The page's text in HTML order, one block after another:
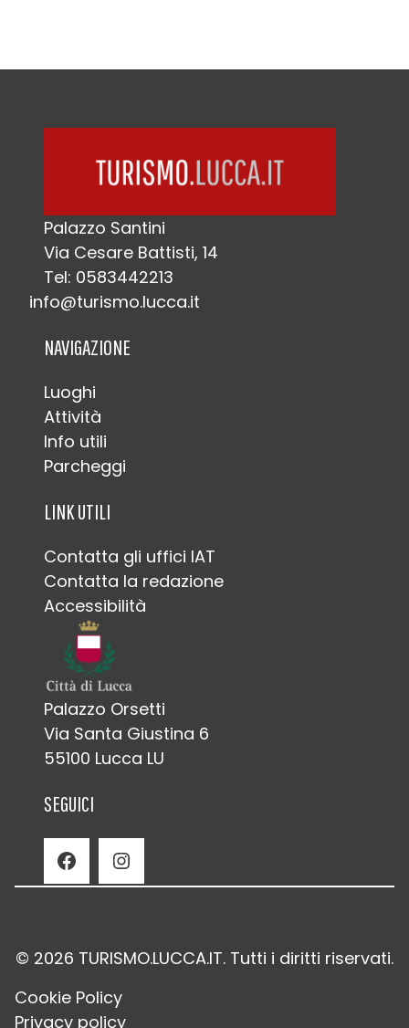
Palazzo Santini
Via Cesare Battisti, 14
Tel: 0583442213
info@turismo.lucca.it
NAVIGAZIONE
Luoghi
Attività
Info utili
Parcheggi
LINK UTILI
Contatta gli uffici IAT
Contatta la redazione
Accessibilità
Palazzo Orsetti
Via Santa Giustina 6
55100 Lucca LU
SEGUICI
Facebook Instagram
© 2026 TURISMO.LUCCA.IT. Tutti i diritti riservati.
Cookie Policy
Privacy policy